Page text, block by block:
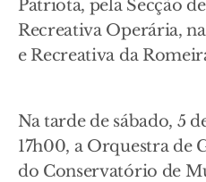
Patriota, pela Secção
Recreativa Operária,
e Recreativa da
Na tarde de sábado, 5
17h00, a Orquestra de
do Conservatório de